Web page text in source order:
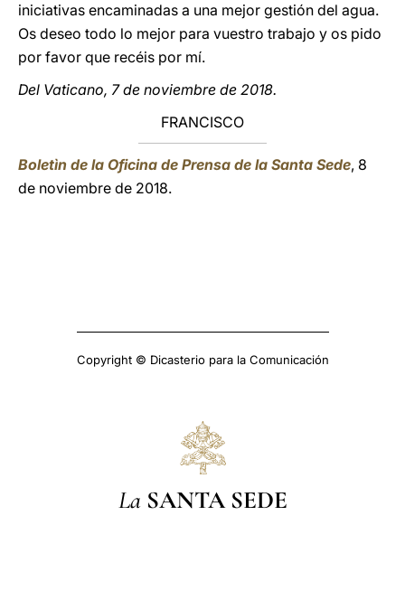
iniciativas encaminadas a una mejor gestión del agua.
Os deseo todo lo mejor para vuestro trabajo y os pido
por favor que recéis por mí.
Del Vaticano, 7 de noviembre de 2018.
FRANCISCO
Boletìn de la Oficina de Prensa de la Santa Sede, 8
de noviembre de 2018.
Copyright © Dicasterio para la Comunicación
La SANTA SEDE